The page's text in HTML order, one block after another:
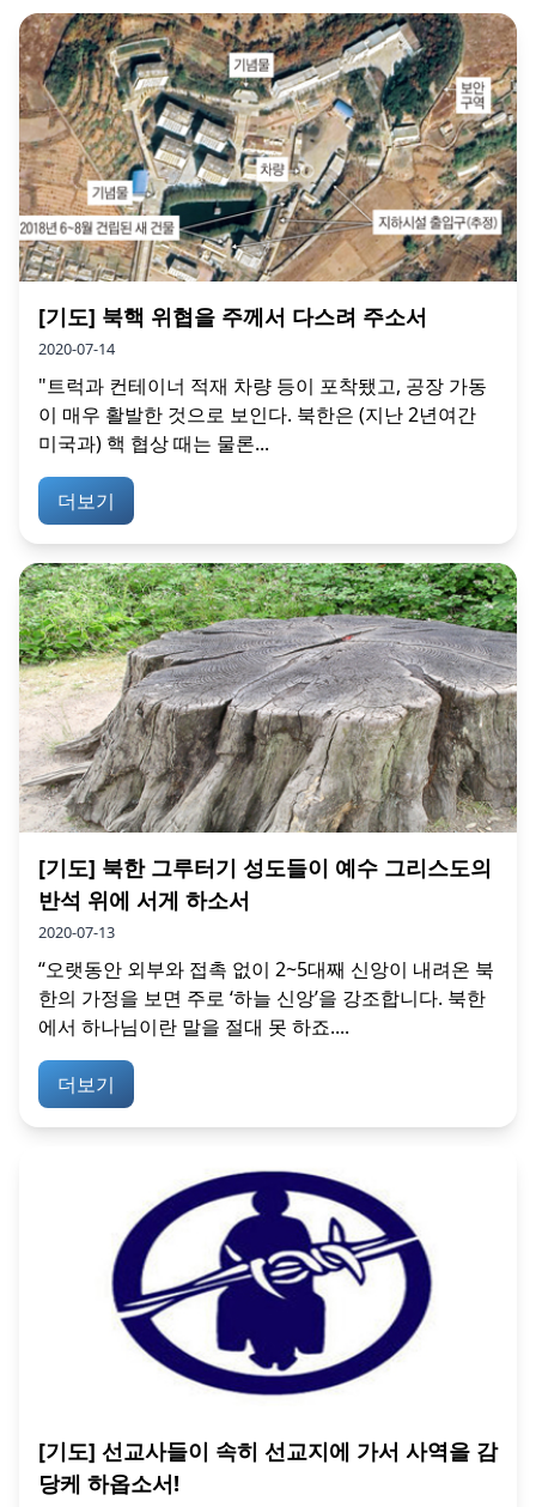
[기도] 북핵 위협을 주께서 다스려 주소서
2020-07-14
"트럭과 컨테이너 적재 차량 등이 포착됐고, 공장 가동
이 매우 활발한 것으로 보인다. 북한은 (지난 2년여간
미국과) 핵 협상 때는 물론...
더보기
[기도] 북한 그루터기 성도들이 예수 그리스도의
반석 위에 서게 하소서
2020-07-13
“오랫동안 외부와 접촉 없이 2~5대째 신앙이 내려온 북
한의 가정을 보면 주로 ‘하늘 신앙’을 강조합니다. 북한
에서 하나님이란 말을 절대 못 하죠....
더보기
[기도] 선교사들이 속히 선교지에 가서 사역을 감
당케 하옵소서!